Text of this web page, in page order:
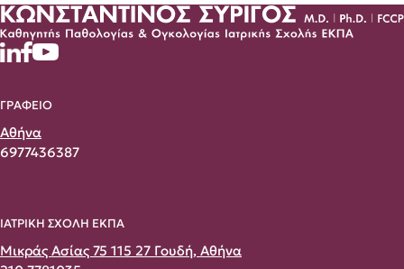
ΓΡΑΦΕΙΟ
Αθήνα
6977436387
ΙΑΤΡΙΚΗ ΣΧΟΛΗ ΕΚΠΑ
Μικράς Ασίας 75 115 27 Γουδή, Αθήνα